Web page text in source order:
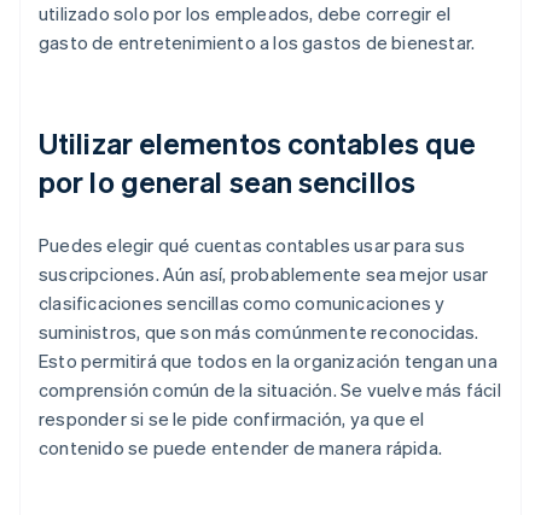
utilizado solo por los empleados, debe corregir el
gasto de entretenimiento a los gastos de bienestar.
Utilizar elementos contables que
por lo general sean sencillos
Puedes elegir qué cuentas contables usar para sus
suscripciones. Aún así, probablemente sea mejor usar
clasificaciones sencillas como comunicaciones y
suministros, que son más comúnmente reconocidas.
Esto permitirá que todos en la organización tengan una
comprensión común de la situación. Se vuelve más fácil
responder si se le pide confirmación, ya que el
contenido se puede entender de manera rápida.